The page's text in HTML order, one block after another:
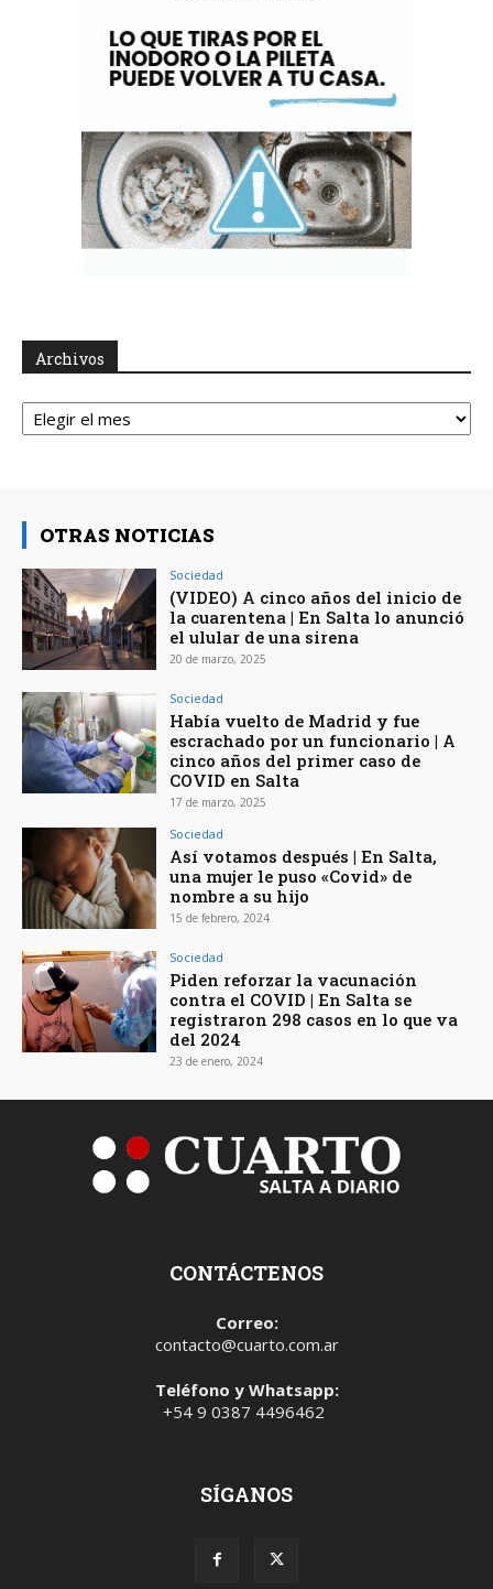
Archivos
Archivos
OTRAS NOTICIAS
Sociedad
(VIDEO) A cinco años del inicio de
la cuarentena | En Salta lo anunció
el ulular de una sirena
20 de marzo, 2025
Sociedad
Había vuelto de Madrid y fue
escrachado por un funcionario | A
cinco años del primer caso de
COVID en Salta
17 de marzo, 2025
Sociedad
Así votamos después | En Salta,
una mujer le puso «Covid» de
nombre a su hijo
15 de febrero, 2024
Sociedad
Piden reforzar la vacunación
contra el COVID | En Salta se
registraron 298 casos en lo que va
del 2024
23 de enero, 2024
CONTÁCTENOS
Correo:
contacto@cuarto.com.ar
Teléfono y Whatsapp:
+54 9 0387 4496462
SÍGANOS